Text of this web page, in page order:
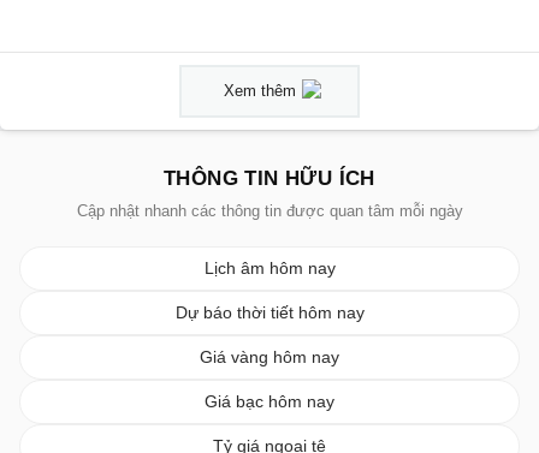
Xem thêm
THÔNG TIN HỮU ÍCH
Cập nhật nhanh các thông tin được quan tâm mỗi ngày
Lịch âm hôm nay
Dự báo thời tiết hôm nay
Giá vàng hôm nay
Giá bạc hôm nay
Tỷ giá ngoại tệ